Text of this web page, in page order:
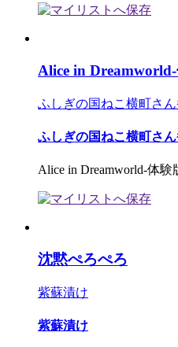
Alice in
ふしぎの国ねこ横町さ
ふしぎの国ねこ横町さ
Alice in Dreamworld-体験
沈黙ぺろぺろ
紫蘇漬け
紫蘇漬け